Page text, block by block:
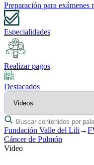
Preparación para exámenes
Especialidades
Realizar pagos
Destacados
Fundación Valle del Lili →
Cáncer de Pulmón
Video